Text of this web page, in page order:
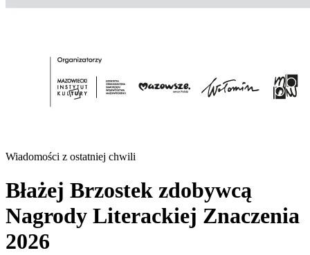
Wiadomości z ostatniej chwili
Błażej Brzostek zdobywcą
Nagrody Literackiej Znaczenia
2026